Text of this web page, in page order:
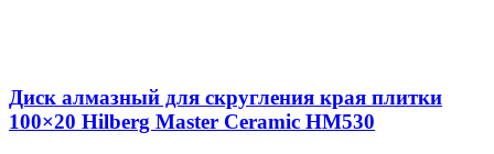
Диск алмазный для скругления края плитки
100×20 Hilberg Master Сeramic HM530